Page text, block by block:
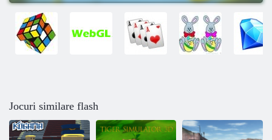
Jocuri similare flash